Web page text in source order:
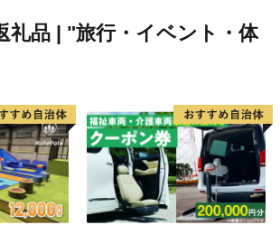
がいっぱいあります！
礼品 | "旅行・イベント・体